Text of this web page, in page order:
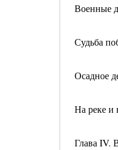
Военные
Судьба
Осадное
На реке и
Глава IV.